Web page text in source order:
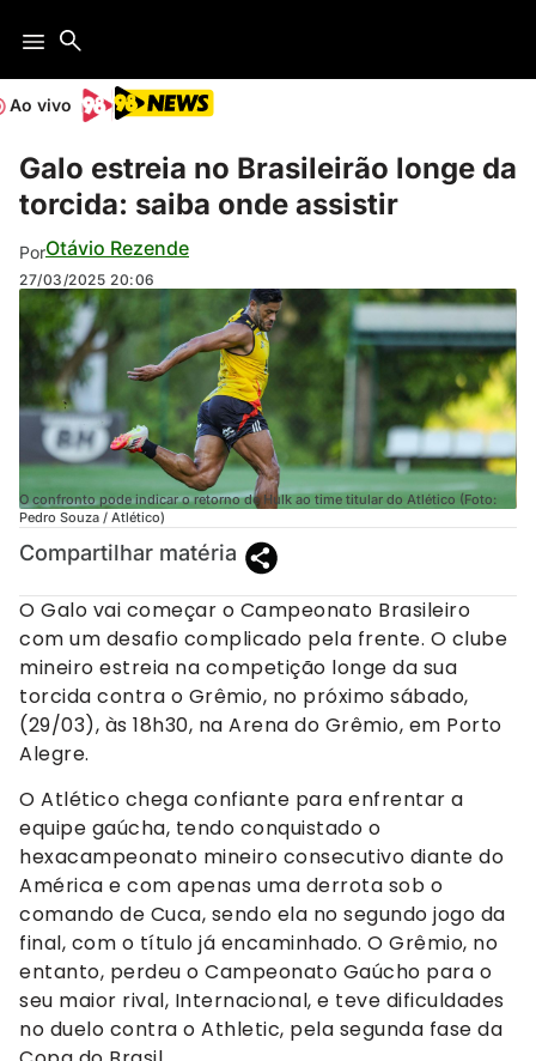
Ao vivo
Galo estreia no Brasileirão longe da
torcida: saiba onde assistir
PorOtávio Rezende
27/03/2025 20:06
O confronto pode indicar o retorno de Hulk ao time titular do Atlético (Foto:
Pedro Souza / Atlético)
Compartilhar matéria
O Galo vai começar o Campeonato Brasileiro
com um desafio complicado pela frente. O clube
mineiro estreia na competição longe da sua
torcida contra o Grêmio, no próximo sábado,
(29/03), às 18h30, na Arena do Grêmio, em Porto
Alegre.
O Atlético chega confiante para enfrentar a
equipe gaúcha, tendo conquistado o
hexacampeonato mineiro consecutivo diante do
América e com apenas uma derrota sob o
comando de Cuca, sendo ela no segundo jogo da
final, com o título já encaminhado. O Grêmio, no
entanto, perdeu o Campeonato Gaúcho para o
seu maior rival, Internacional, e teve dificuldades
no duelo contra o Athletic, pela segunda fase da